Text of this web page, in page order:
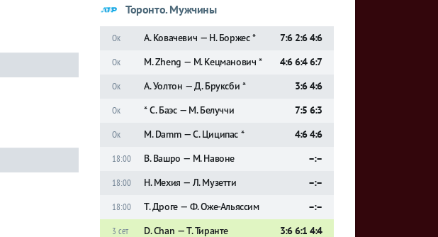
Торонто. Мужчины
Ок А. Ковачевич — Н. Боржес * 7:6 2:6 4:6
Ок M. Zheng — М. Кецманович * 4:6 6:4 6:7
Ок А. Уолтон — Д. Бруксби * 3:6 4:6
Ок * С. Баэс — М. Белуччи 7:5 6:3
Ок M. Damm — С. Циципас * 4:6 4:6
18:00 В. Вашро — М. Навоне –:–
18:00 Н. Мехия — Л. Музетти –:–
18:00 Т. Дроге — Ф. Оже-Альяссим –:–
3 сет D. Chan — Т. Тиранте 3:6 6:1 4:4